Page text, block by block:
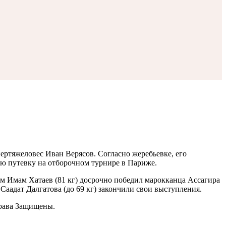
Иван Верясов. Согласно жеребьевке, его
путевку на отборочном турнире в Париже.
Хатаев (81 кг) досрочно победил марокканца Ассагира
Далгатова (до 69 кг) закончили свои выступления.
Защищены.